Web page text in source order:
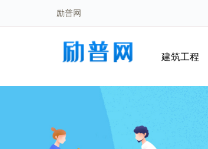
励普网
建筑工程